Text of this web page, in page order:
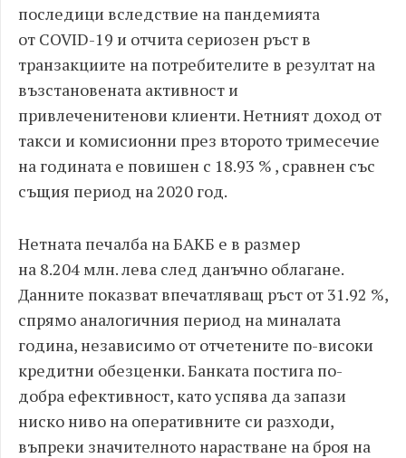
последици вследствие на пандемията
от COVID-19 и отчита сериозен ръст в
транзакциите на потребителите в резултат на
възстановената активност и
привлеченитенови клиенти. Нетният доход от
такси и комисионни през второто тримесечие
на годината е повишен с 18.93 % , сравнен със
същия период на2020 год.
Нетната печалба на БАКБ е в размер
на 8.204 млн. лева след данъчно облагане.
Данните показват впечатляващ ръст от 31.92 %,
спрямо аналогичния период на миналата
година, независимо от отчетените по-високи
кредитни обезценки. Банката постига по-
добра ефективност, като успява да запази
ниско ниво на оперативните си разходи,
въпреки значителното нарастване на броя на